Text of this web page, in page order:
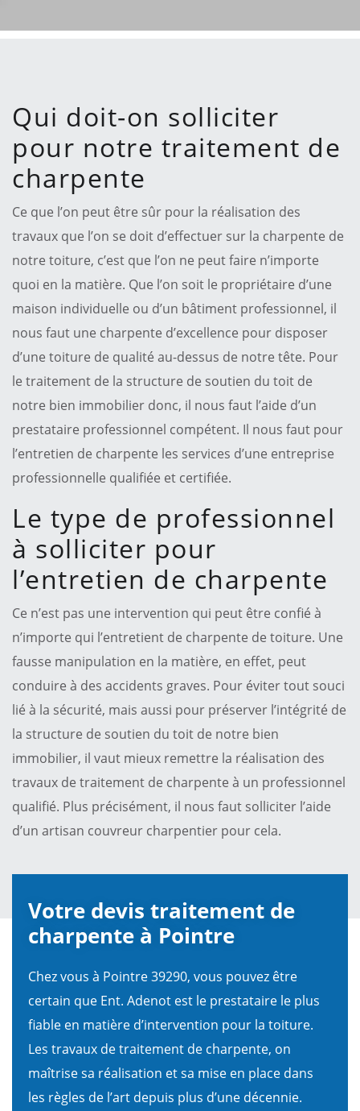
Qui doit-on solliciter
pour notre traitement de
charpente
Ce que l’on peut être sûr pour la réalisation des
travaux que l’on se doit d’effectuer sur la charpente de
notre toiture, c’est que l’on ne peut faire n’importe
quoi en la matière. Que l’on soit le propriétaire d’une
maison individuelle ou d’un bâtiment professionnel, il
nous faut une charpente d’excellence pour disposer
d’une toiture de qualité au-dessus de notre tête. Pour
le traitement de la structure de soutien du toit de
notre bien immobilier donc, il nous faut l’aide d’un
prestataire professionnel compétent. Il nous faut pour
l’entretien de charpente les services d’une entreprise
professionnelle qualifiée et certifiée.
Le type de professionnel
à solliciter pour
l’entretien de charpente
Ce n’est pas une intervention qui peut être confié à
n’importe qui l’entretient de charpente de toiture. Une
fausse manipulation en la matière, en effet, peut
conduire à des accidents graves. Pour éviter tout souci
lié à la sécurité, mais aussi pour préserver l’intégrité de
la structure de soutien du toit de notre bien
immobilier, il vaut mieux remettre la réalisation des
travaux de traitement de charpente à un professionnel
qualifié. Plus précisément, il nous faut solliciter l’aide
d’un artisan couvreur charpentier pour cela.
Votre devis traitement de
charpente à Pointre
Chez vous à Pointre 39290, vous pouvez être
certain que Ent. Adenot est le prestataire le plus
fiable en matière d’intervention pour la toiture.
Les travaux de traitement de charpente, on
maîtrise sa réalisation et sa mise en place dans
les règles de l’art depuis plus d’une décennie.